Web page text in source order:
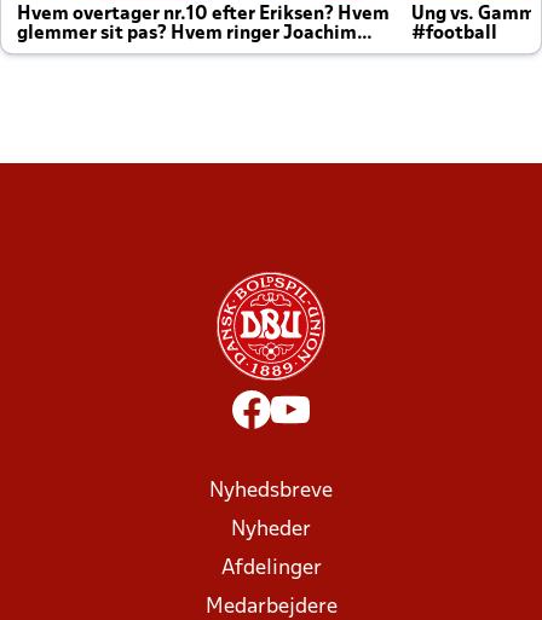
Hvem overtager nr.10 efter Eriksen? Hvem
glemmer sit pas? Hvem ringer Joachim
altid til efter kampe?
Ung vs.
#football
Nyhedsbreve
Nyheder
Afdelinger
Medarbejdere